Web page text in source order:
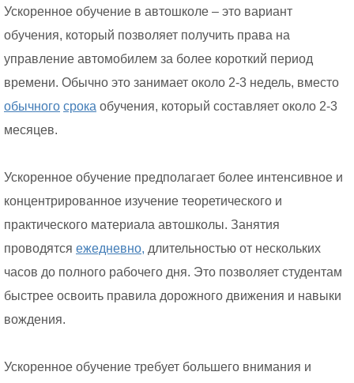
Ускоренное обучение в автошколе – это вариант
обучения, который позволяет получить права на
управление автомобилем за более короткий период
времени. Обычно это занимает около 2-3 недель, вместо
обычного срока обучения, который составляет около 2-3
месяцев.
Ускоренное обучение предполагает более интенсивное и
концентрированное изучение теоретического и
практического материала автошколы. Занятия
проводятся ежедневно, длительностью от нескольких
часов до полного рабочего дня. Это позволяет студентам
быстрее освоить правила дорожного движения и навыки
вождения.
Ускоренное обучение требует большего внимания и